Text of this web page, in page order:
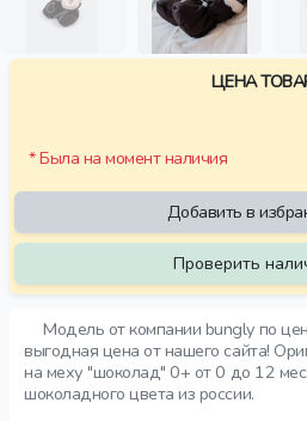
Модель от компании bungly по
выгодная цена от нашего сайта!
на меху "шоколад" 0+ от 0 до 12
шоколадного цвета из россии.
ЦЕНА
* Была на момент наличия
Добавить в
Проверить